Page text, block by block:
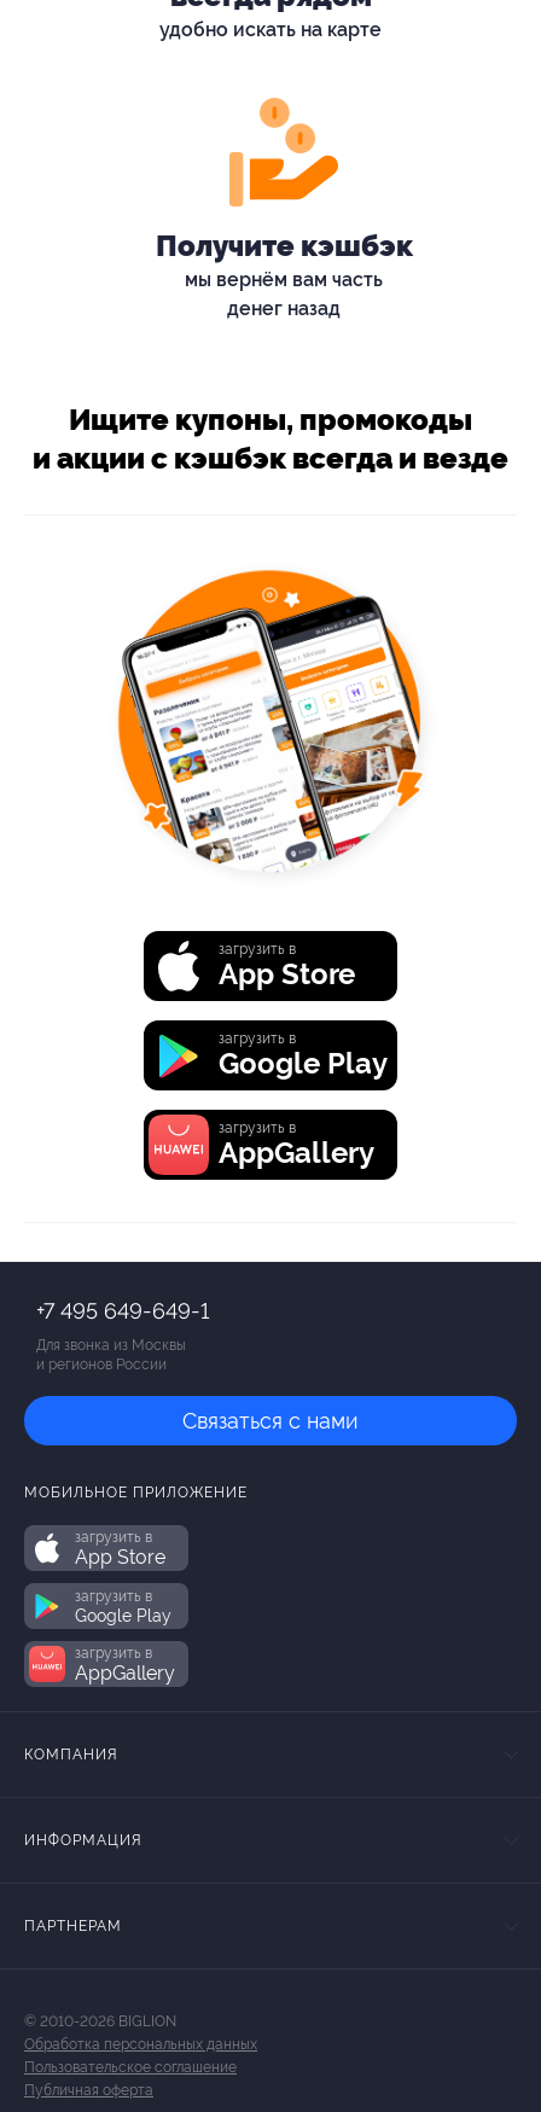
удобно искать на карте
Получите кэшбэк
мы вернём вам часть
денег назад
Ищите купоны, промокоды
и акции с кэшбэк всегда и везде
загрузить в
App Store
загрузить в
Google Play
загрузить в
AppGallery
+7 495 649-649-1
Для звонка из Москвы
и регионов России
Связаться с нами
МОБИЛЬНОЕ ПРИЛОЖЕНИЕ
загрузить в
App Store
загрузить в
Google Play
загрузить в
AppGallery
КОМПАНИЯ
ИНФОРМАЦИЯ
ПАРТНЕРАМ
© 2010-2026 BIGLION
Обработка персональных данных
Пользовательское соглашение
Публичная оферта